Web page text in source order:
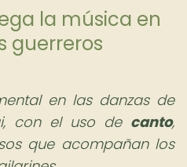
la música en
guerreros
en las danzas de
con el uso de canto,
que acompañan los